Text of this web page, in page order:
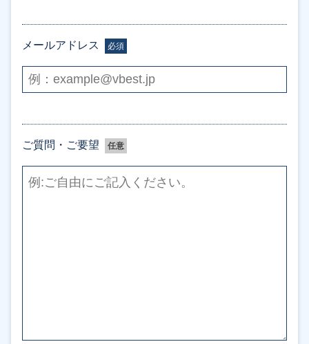
メールアドレス 必須
ご質問・ご要望 任意